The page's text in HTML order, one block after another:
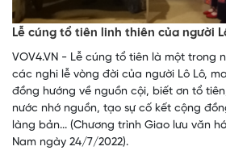
Lễ cúng tổ tiên linh thiên của người
VOV4.VN - Lễ cúng tổ tiên là một trong
các nghi lễ vòng đời của người Lô Lô,
đồng hướng về nguồn cội, biết ơn tổ
nước nhớ nguồn, tạo sự cố kết cộng
làng bản... (Chương trình Giao lưu văn
Nam ngày 24/7/2022).